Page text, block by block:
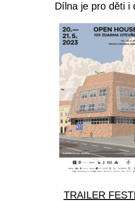
Dílna je pro děti i
TRAILER